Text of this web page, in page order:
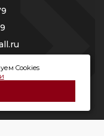
д. 38/40
выходных
Cookies